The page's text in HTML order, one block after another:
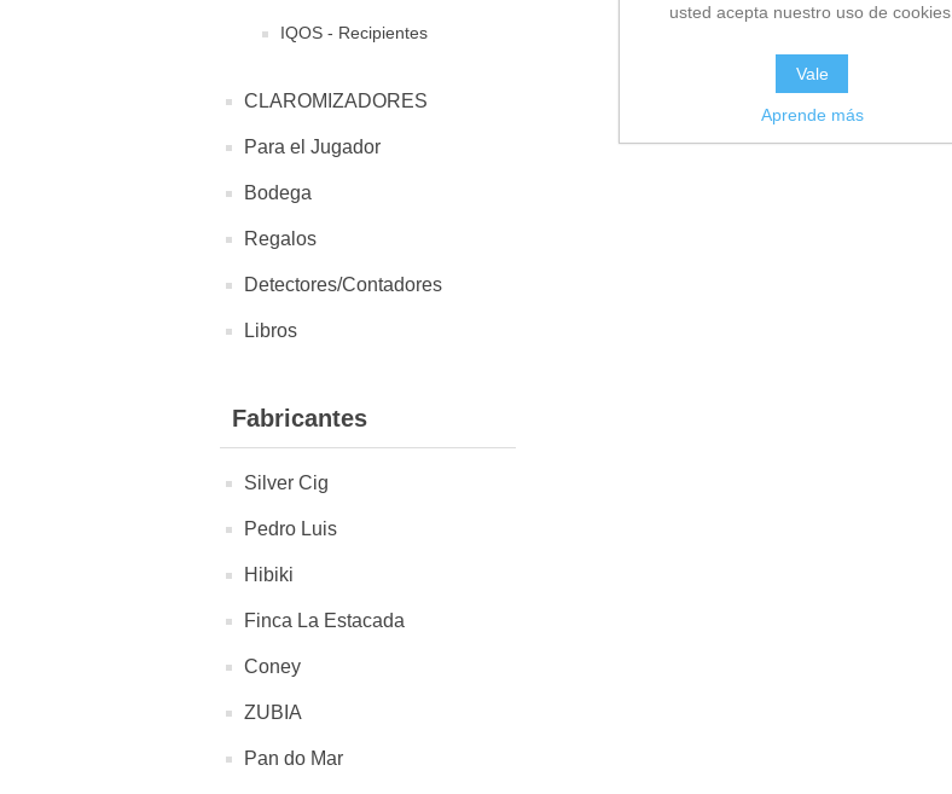
IQOS - Recipientes
CLAROMIZADORES
Para el Jugador
Bodega
Regalos
Detectores/Contadores
Libros
Fabricantes
Silver Cig
Pedro Luis
Hibiki
Finca La Estacada
Coney
ZUBIA
Pan do Mar
usted acepta nuestro uso de cookies.
Vale
Aprende más